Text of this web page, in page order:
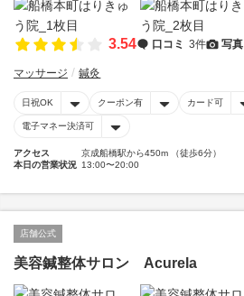
3.54 口コミ 3件 写真
マッサージ 鍼灸
日祝OK クーポン有 カード可
電子マネー決済可
アクセス
京成船橋駅から450m （徒歩6分）
本日の営業状況 13:00〜20:00
店舗公式
美容鍼整体サロン Acurela